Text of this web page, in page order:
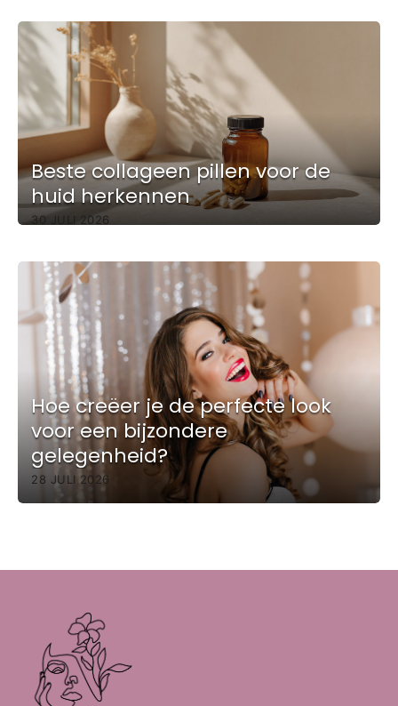
Beste collageen pillen voor de
huid herkennen
30 JULI 2026
Hoe creëer je de perfecte look
voor een bijzondere
gelegenheid?
28 JULI 2026